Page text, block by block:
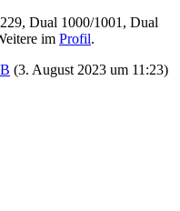
Dual 1000/1001, Dual
im Profil.
(3. August 2023 um 11:23)